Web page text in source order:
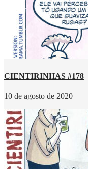
CIENTIRINHAS #178
10 de agosto de 2020